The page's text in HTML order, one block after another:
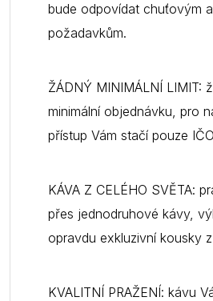
bude odpovídat chuťovým
požadavkům.
ŽÁDNÝ MINIMÁLNÍ LIMIT:
minimální objednávku, pro
přístup Vám stačí pouze
KÁVA Z CELÉHO SVĚTA:
přes jednodruhové kávy,
opravdu exkluzivní kousky
KVALITNÍ PRAŽENÍ: kávu